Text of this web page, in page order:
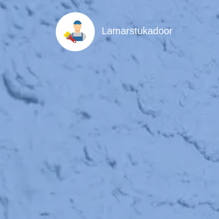
Lamarstukadoor